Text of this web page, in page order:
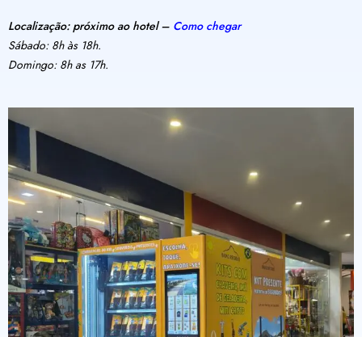
Localização: próximo ao hotel – Como chegar
Sábado: 8h às 18h.
Domingo: 8h as 17h.